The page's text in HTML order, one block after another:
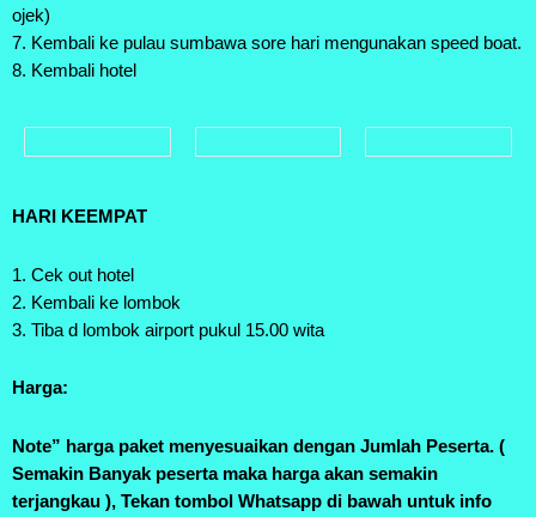
ojek)
7. Kembali ke pulau sumbawa sore hari mengunakan speed boat.
8. Kembali hotel
HARI KEEMPAT
1. Cek out hotel
2. Kembali ke lombok
3. Tiba d lombok airport pukul 15.00 wita
Harga:
Note” harga paket menyesuaikan dengan Jumlah Peserta. (
Semakin Banyak peserta maka harga akan semakin
terjangkau ), Tekan tombol Whatsapp di bawah untuk info